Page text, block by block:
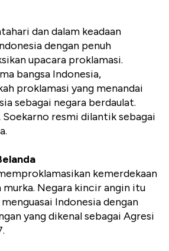
dan dalam keadaan
dengan penuh
upacara proklamasi.
bangsa Indonesia,
proklamasi yang menandai
sebagai negara berdaulat.
Soekarno resmi dilantik sebagai
kemerdekaan
murka. Negara kincir angin itu
Indonesia dengan
yang dikenal sebagai Agresi